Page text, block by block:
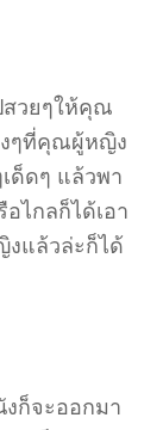
สวยๆให้คุณ
งๆที่คุณผู้หญิง
ด็ดๆ แล้วพา
อไกลก็ได้เอา
แล้วล่ะก็ได้
ก็จะออกมา